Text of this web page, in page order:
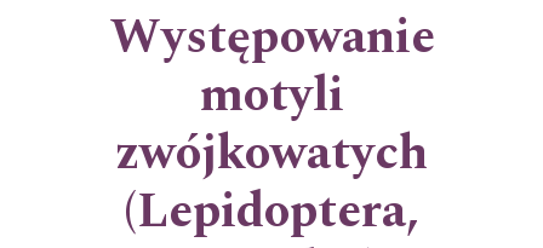
Występowanie
motyli
zwójkowatych
(Lepidoptera,